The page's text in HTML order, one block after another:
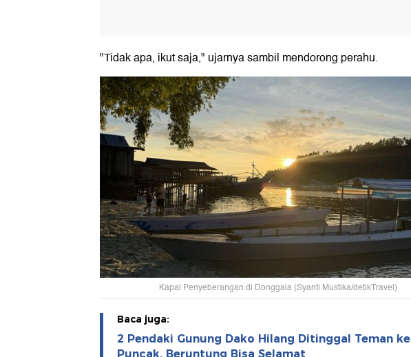
"Tidak apa, ikut saja," ujarnya sambil mendorong perahu.
Kapal Penyeberangan di Donggala (Syanti Mustika/detikTravel)
Baca juga:
2 Pendaki Gunung Dako Hilang Ditinggal Teman ke
Puncak, Beruntung Bisa Selamat